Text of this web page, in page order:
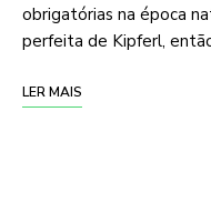
obrigatórias na época
perfeita de Kipferl,
LER MAIS